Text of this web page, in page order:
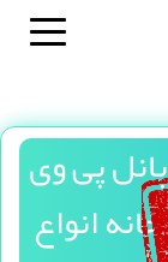
پی وی
انواع